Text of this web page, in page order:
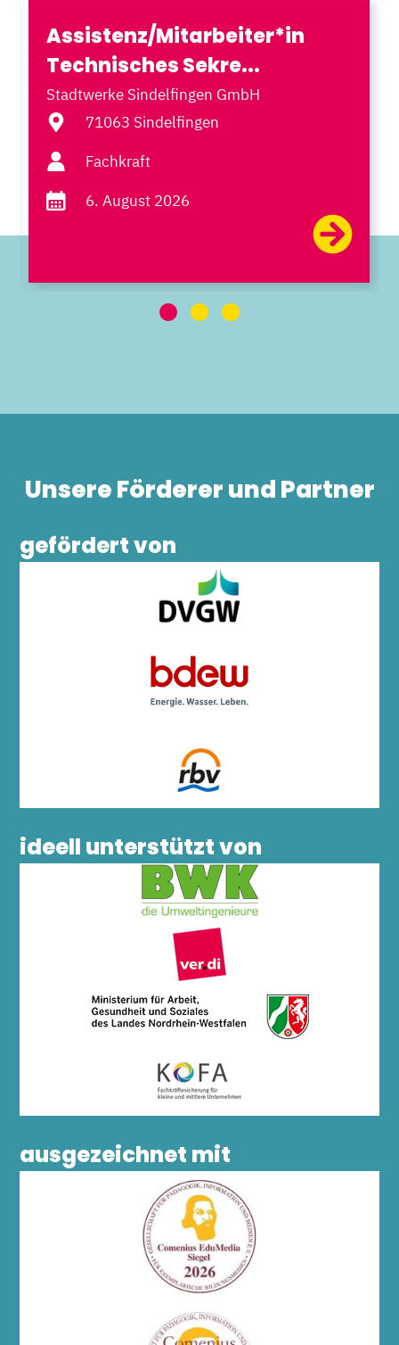
Assistenz/Mitarbeiter*in
Technisches Sekre...
Stadtwerke Sindelfingen GmbH
71063 Sindelfingen
Fachkraft
6. August 2026
Unsere Förderer und Partner
gefördert von
ideell unterstützt von
ausgezeichnet mit